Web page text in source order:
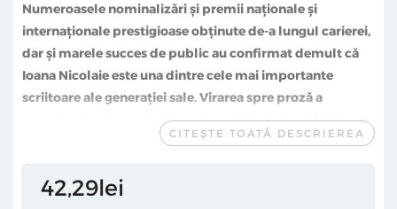
Numeroasele nominalizări și premii naționale și
internaționale prestigioase obținute de-a lungul carierei,
dar și marele succes de public au confirmat demult că
Ioana Nicolaie este una dintre cele mai importante
scriitoare ale generației sale. Virarea spre proză a
surprins, dar imensul succes de public și de critică de
care s-au bucurat romanele sale a demonstrat că nu a
fost vorba doar despre un pariu câștigător, ci că Ioana
Nicolaie este un autor care area dexteritatea de a
CITEȘTE TOATĂ DESCRIEREA
42 29lei